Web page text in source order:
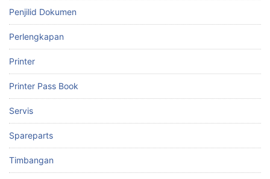
Penjilid Dokumen
Perlengkapan
Printer
Printer Pass Book
Servis
Spareparts
Timbangan